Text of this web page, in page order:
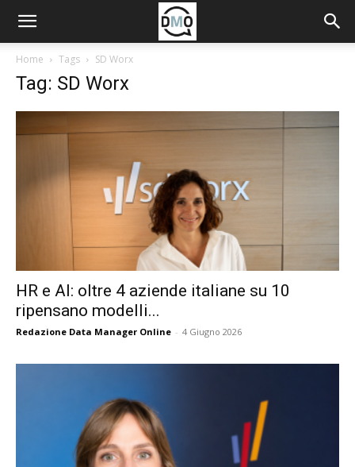
Home Tags SD Worx
Tag: SD Worx
HR e AI: oltre 4 aziende italiane su 10
ripensano modelli...
Redazione Data Manager Online - 4 Giugno 2026